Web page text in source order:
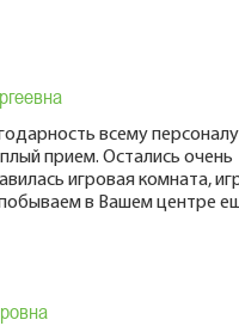
всему персоналу
прием. Остались очень
игровая комната,
в Вашем центре